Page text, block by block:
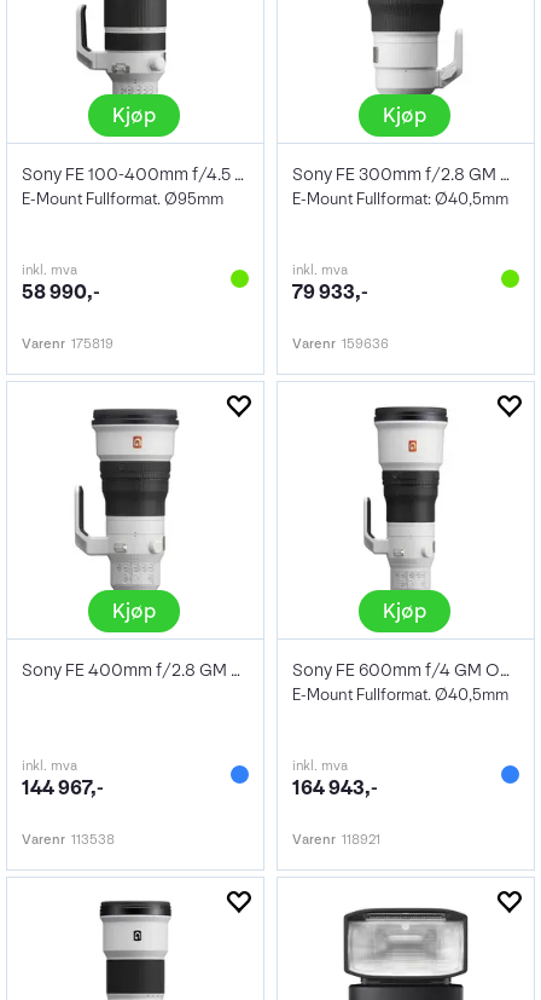
Kjøp
Sony FE 100-400mm f/4.5 GM OSS
E-Mount Fullformat. Ø95mm
inkl. mva
58 990,-
Varenr 175819
Kjøp
Sony FE 300mm f/2.8 GM OSS
E-Mount Fullformat: Ø40,5mm
inkl. mva
79 933,-
Varenr 159636
Kjøp
Sony FE 400mm f/2.8 GM OSS
inkl. mva
144 967,-
Varenr 113538
Kjøp
Sony FE 600mm f/4 GM OSS
E-Mount Fullformat. Ø40,5mm
inkl. mva
164 943,-
Varenr 118921